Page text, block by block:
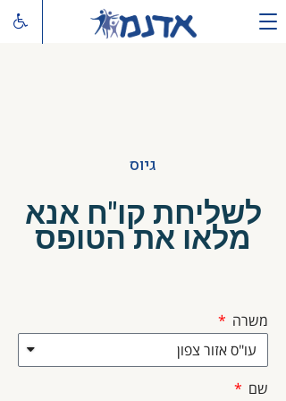
גיוס
לשליחת קו"ח אנא
מלאו את הטופס​
משרה
שם